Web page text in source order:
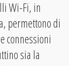
Wi-Fi, in
permettono di
connessioni
sia la